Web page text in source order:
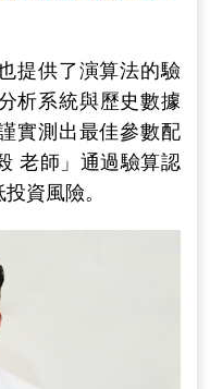
提供了演算法的驗
析系統與歷史數據
實測出最佳參數配
老師」通過驗算認
資風險。